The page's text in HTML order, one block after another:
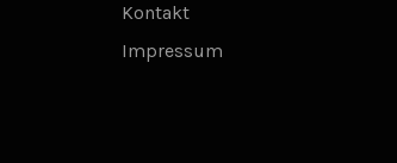
Kontakt
Impressum